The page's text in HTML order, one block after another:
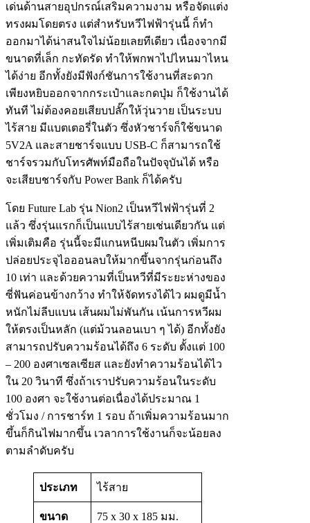
เด่นด้านสายอุปกรณ์เสริมความงาม หรือจัดแต่ง
ทรงผมโดยตรง แต่สำหรับหวีไฟฟ้ารุ่นนี้ ก็ทำ
ออกมาได้น่าสนใจไม่น้อยเลยทีเดียว เนื่องจากมี
ขนาดที่เล็ก กะทัดรัด ทำให้พกพาไปไหนมาไหน
ได้ง่าย อีกทั้งยังมีฟังก์ชันการใช้งานที่สะดวก
เพียงหยิบออกจากกระเป๋าและกดปุ่ม ก็ใช้งานได้
ทันที ไม่ต้องคอยเสียบปลั๊กให้วุ่นวาย เป็นระบบ
ไร้สาย มีแบตเตอรี่ในตัว ซึ่งหัวชาร์จก็ใช้ขนาด
5V2A และสายชาร์จแบบ USB-C ก็สามารถใช้
ชาร์จรวมกับโทรศัพท์มือถือในปัจจุบันได้ หรือ
จะเสียบชาร์จกับ Power Bank ก็ได้ครับ
โดย Future Lab รุ่น Nion2 เป็นหวีไฟฟ้ารุ่นที่ 2
แล้ว ซึ่งรุ่นแรกก็เป็นแบบไร้สายเช่นเดียวกัน แต่
เพิ่มเติมคือ รุ่นนี้จะมีแกนหนีบผมในตัว เพิ่มการ
ปล่อยประจุไอออนลบให้มากขึ้นจากรุ่นก่อนถึง
10 เท่า และด้วยความที่เป็นหวีที่มีระยะห่างของ
ซี่ฟันค่อนข้างกว้าง ทำให้จัดทรงได้ไว ผมดูมีน้ำ
หนักไม่ลีบแบน เส้นผมไม่พันกัน เน้นการหวีผม
ให้ตรงเป็นหลัก (แต่ม้วนลอนเบา ๆ ได้) อีกทั้งยัง
สามารถปรับความร้อนได้ถึง 6 ระดับ ตั้งแต่ 100
– 200 องศาเซลเซียส และยังทำความร้อนได้ไว
ใน 20 วินาที ซึ่งถ้าเราปรับความร้อนในระดับ
100 องศา จะใช้งานต่อเนื่องได้ประมาณ 1
ชั่วโมง / การชาร์ท 1 รอบ ถ้าเพิ่มความร้อนมาก
ขึ้นก็กินไฟมากขึ้น เวลาการใช้งานก็จะน้อยลง
ตามลำดับครับ
ประเภท ไร้สาย
ขนาด 75 x 30 x 185 มม.